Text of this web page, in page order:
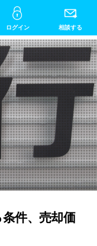
ログイン 相談する
条件、売却価